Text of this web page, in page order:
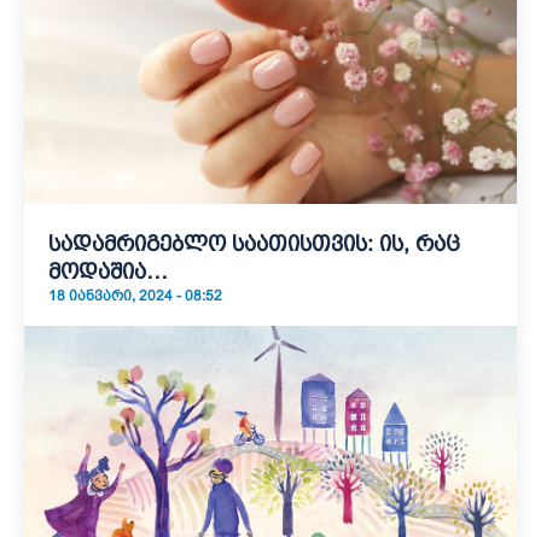
სადამრიგებლო საათისთვის: ის, რაც
მოდაშია…
18 ᲘᲐᲜᲕᲐᲠᲘ, 2024 - 08:52